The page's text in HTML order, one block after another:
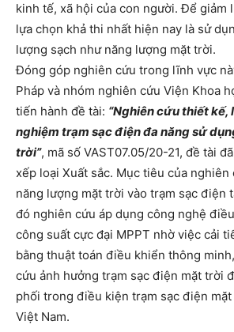
kinh tế, xã hội của con người. Để giảm
lựa chọn khả thi nhất hiện nay là sử
lượng sạch như năng lượng mặt trời.
Đóng góp nghiên cứu trong lĩnh vực
Pháp và nhóm nghiên cứu Viện Khoa
tiến hành đề tài: “Nghiên cứu thiết kế,
nghiệm trạm sạc điện đa năng sử
trời”, mã số VAST07.05/20-21, đề tài
xếp loại Xuất sắc. Mục tiêu của nghiên
năng lượng mặt trời vào trạm sạc điện
đó nghiên cứu áp dụng công nghệ
công suất cực đại MPPT nhờ việc cải
bằng thuật toán điều khiển thông
cứu ảnh hưởng trạm sạc điện mặt trời
phối trong điều kiện trạm sạc điện
Việt Nam.